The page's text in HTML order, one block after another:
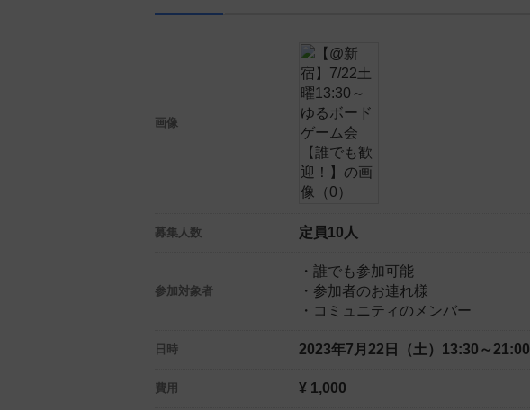
画像
募集人数 定員10人
参加対象者
・誰でも参加可能
・参加者のお連れ様
・コミュニティのメンバー
日時 2023年7月22日（土） 13:30～21:00
費用 ¥ 1,000